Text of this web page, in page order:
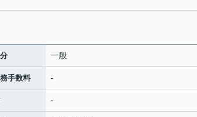
一般
手数料 -
-